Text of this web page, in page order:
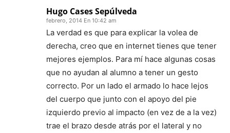
Hugo Cases Sepúlveda
febrero, 2014 En 10:42 am
La verdad es que para explicar la volea de
derecha, creo que en internet tienes que tener
mejores ejemplos. Para mí hace algunas cosas
que no ayudan al alumno a tener un gesto
correcto. Por un lado el armado lo hace lejos
del cuerpo que junto con el apoyo del pie
izquierdo previo al impacto (en vez de a la vez)
trae el brazo desde atrás por el lateral y no